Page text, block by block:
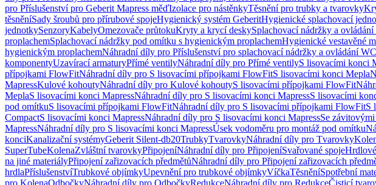
pro Příslušenství pro Geberit Mapress měďIzolace pro nástěnkyTěsnění pro trubky a tvarovky
těsněníSady šroubů pro přírubové spojeHygienický systém GeberitHygienické splachovací
jednotkySenzoryKabelyOmezovače průtokuKryty a krycí deskySplachovací nádržky a
proplachemSplachovací nádržky pod omítku s hygienickým proplachemHygienické vestavěné
hygienickým proplachemNáhradní díly pro Příslušenství pro splachovací nádržky a ovládání
komponentyUzavírací armaturyPřímé ventilyNáhradní díly pro Přímé ventilyS lisovacími konci
přípojkami FlowFitNáhradní díly pro S lisovacími přípojkami FlowFitS lisovacími konci Mepla
MapressKulové kohoutyNáhradní díly pro Kulové kohoutyS lisovacími přípojkami FlowFit
MeplaS lisovacími konci MapressNáhradní díly pro S lisovacími konci MapressS lisovacími
pod omítkuS lisovacími přípojkami FlowFitNáhradní díly pro S lisovacími přípojkami FlowFitS
CompactS lisovacími konci MapressNáhradní díly pro S lisovacími konci MapressSe
MapressNáhradní díly pro S lisovacími konci MapressÚsek vodoměru pro montáž pod omítku
konciKanalizační systémyGeberit Silent-db20TrubkyTvarovkyNáhradní díly pro Tvarovky
SuperTubeKolenaZvláštní tvarovkyPřipojeníNáhradní díly pro PřipojeníSvařované spoje
na jiné materiályPřipojení zařizovacích předmětůNáhradní díly pro Připojení zařizovacích
hrdlaPříslušenstvíTrubkové objímkyUpevnění pro trubkové objímkyVíčkaTěsněníSpotřební
pro KolenaOdbočkyNáhradní díly pro OdbočkyRedukceNáhradní díly pro RedukceČisticí